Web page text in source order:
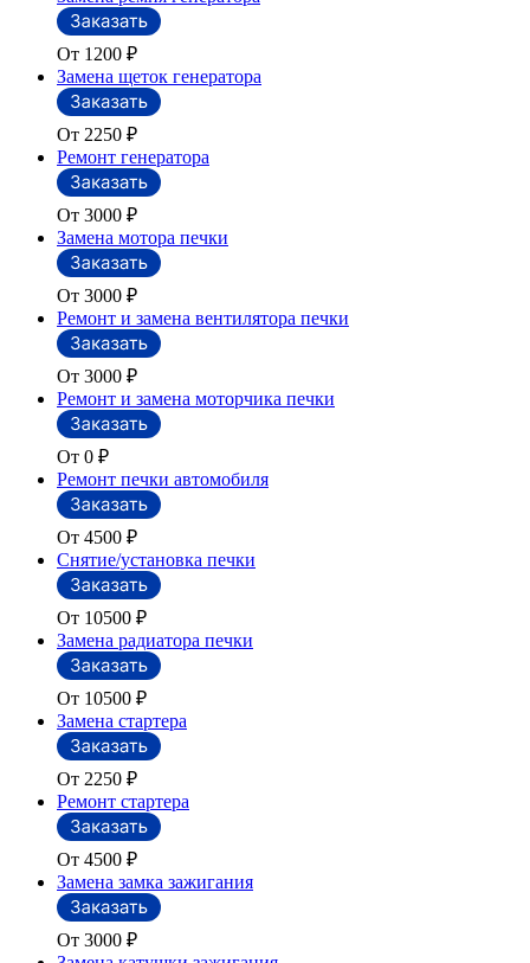
От 1200 ₽
Замена щеток генератора
От 2250 ₽
Ремонт генератора
От 3000 ₽
Замена мотора печки
От 3000 ₽
Ремонт и замена вентилятора печки
От 3000 ₽
Ремонт и замена моторчика печки
От 0 ₽
Ремонт печки автомобиля
От 4500 ₽
Снятие/установка печки
От 10500 ₽
Замена радиатора печки
От 10500 ₽
Замена стартера
От 2250 ₽
Ремонт стартера
От 4500 ₽
Замена замка зажигания
От 3000 ₽